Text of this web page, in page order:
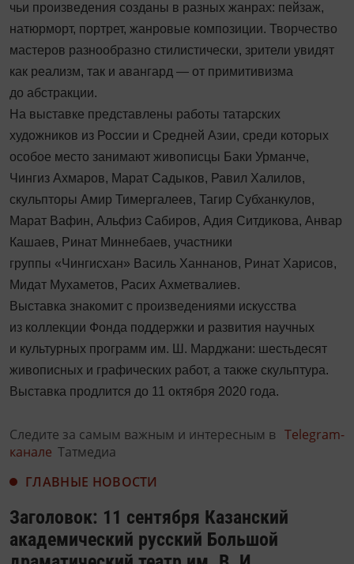
чьи произведения созданы в разных жанрах: пейзаж,
натюрморт, портрет, жанровые композиции. Творчество
мастеров разнообразно стилистически, зрители увидят
как реализм, так и авангард — от примитивизма
до абстракции.
На выставке представлены работы татарских
художников из России и Средней Азии, среди которых
особое место занимают живописцы Баки Урманче,
Чингиз Ахмаров, Марат Садыков, Равил Халилов,
скульпторы Амир Тимергалеев, Тагир Субханкулов,
Марат Вафин, Альфиз Сабиров, Адия Ситдикова, Анвар
Кашаев, Ринат Миннебаев, участники
группы «Чингисхан» Василь Ханнанов, Ринат Харисов,
Мидат Мухаметов, Расих Ахметвалиев.
Выставка знакомит с произведениями искусства
из коллекции Фонда поддержки и развития научных
и культурных программ им. Ш. Марджани: шестьдесят
живописных и графических работ, а также скульптура.
Выставка продлится до 11 октября 2020 года.
Следите за самым важным и интересным в Telegram-
канале Татмедиа
ГЛАВНЫЕ НОВОСТИ
Заголовок: 11 сентября Казанский
академический русский Большой